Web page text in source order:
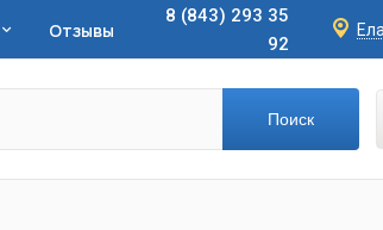
Отзывы
8 (843) 293 35
92